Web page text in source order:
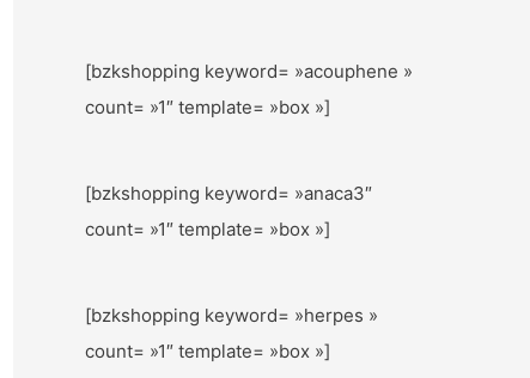
[bzkshopping keyword= »acouphene »
count= »1″ template= »box »]
[bzkshopping keyword= »anaca3″
count= »1″ template= »box »]
[bzkshopping keyword= »herpes »
count= »1″ template= »box »]